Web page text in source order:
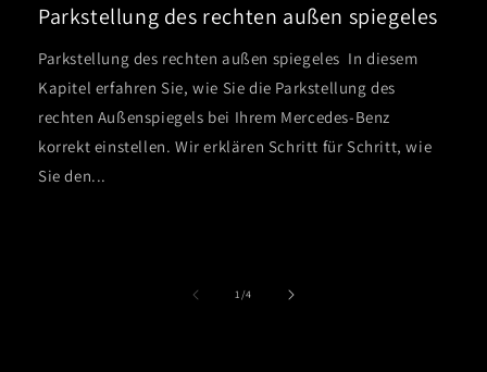
Parkstellung des rechten außen spiegeles
Parkstellung des rechten außen spiegeles In diesem
Kapitel erfahren Sie, wie Sie die Parkstellung des
rechten Außenspiegels bei Ihrem Mercedes-Benz
korrekt einstellen. Wir erklären Schritt für Schritt, wie
Sie den...
1/von
4